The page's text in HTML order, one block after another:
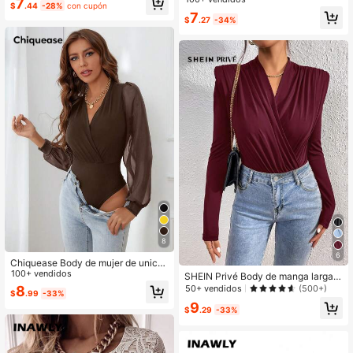
$7.44 -28% con cupón
8
Chiquease Body de mujer de unicol
or con escote en V cruzado, parche
s de malla y mangas largas
100+ vendidos
$8.99 -33%
cido
$7.27 -34%
6
SHEIN Privé Body de manga larga d
e unicolor elegante con cierre delan
abajo
50+ vendidos (500+)
$9.29 -33%